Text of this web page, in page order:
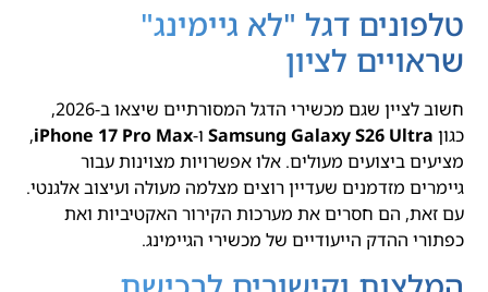
טלפונים דגל "לא גיימינג"
שראויים לציון
חשוב לציין שגם מכשירי הדגל המסורתיים שיצאו ב-2026,
כגון Samsung Galaxy S26 Ultra ו-iPhone 17 Pro Max
,
מציעים ביצועים מעולים. אלו אפשרויות מצוינות עבור
גיימרים מזדמנים שעדיין רוצים מצלמה מעולה ועיצוב אלגנטי.
עם זאת, הם חסרים את מערכות הקירור האקטיביות ואת
כפתורי ההדק הייעודיים של מכשירי הגיימינג.